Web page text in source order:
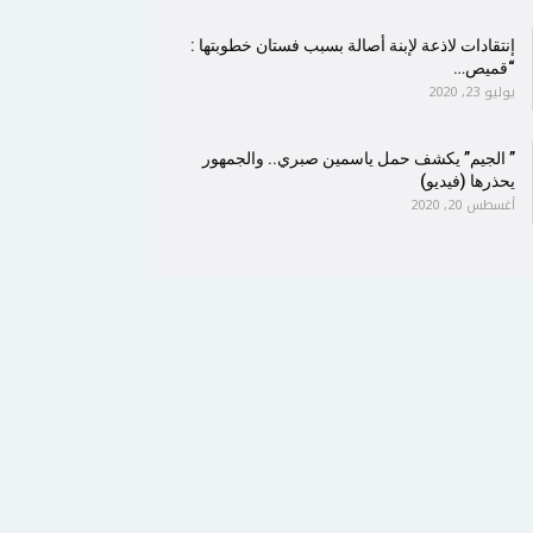
إنتقادات لاذعة لإبنة أصالة بسبب فستان خطوبتها :
“قميص…
يوليو 23, 2020
” الجيم” يكشف حمل ياسمين صبري.. والجمهور
يحذرها (فيديو)
أغسطس 20, 2020